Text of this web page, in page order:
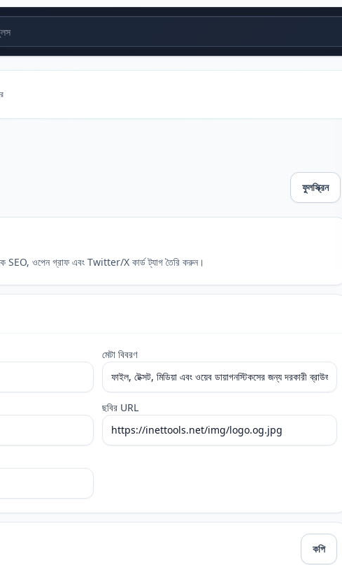
ফুলস্ক্রিন
SEO, ওপেন গ্রাফ এবং Twitter/X কার্ড ট্যাগ তৈরি করুন।
মেটা বিবরণ
ছবির URL
কপি